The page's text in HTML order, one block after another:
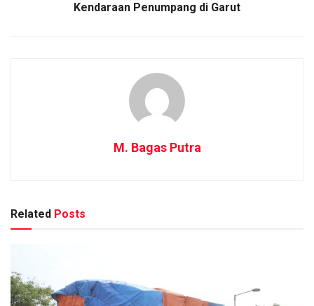
Kendaraan Penumpang di Garut
M. Bagas Putra
Related Posts